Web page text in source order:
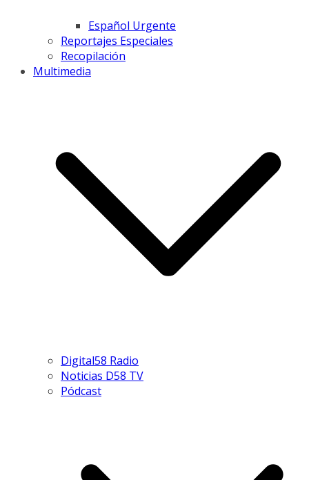
Español Urgente
Reportajes Especiales
Recopilación
Multimedia
Digital58 Radio
Noticias D58 TV
Pódcast